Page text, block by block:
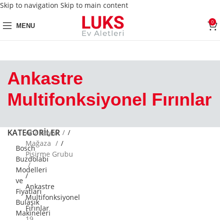
Skip to navigation Skip to main content
MENU 0
Ankastre
Multifonksiyonel Fırınlar
KATEGORILER
Bosch
Buzdolabı
Modelleri
ve
Fiyatları
Bulaşık
Makineleri
Ana Sayfa
/
Mağaza
/
Pişirme Grubu
/
Ankastre
Multifonksiyonel
Fırınlar